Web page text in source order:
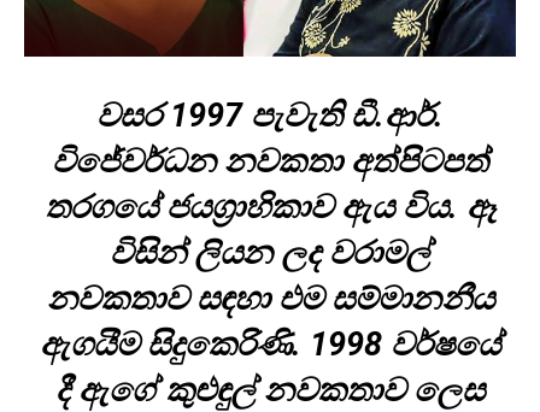
වසර 1997 පැවැති ඩී.ආර්.
විජේවර්ධන නවකතා අත්පිටපත්
තරගයේ ජයග්‍රාහිකාව ඇය විය. ඈ
විසින් ලියන ලද වරාමල්
නවකතාව සඳහා එම සම්මානනීය
ඇගයීම සිදුකෙරිණි. 1998 වර්ෂයේ
දී ඇගේ කුළුඳුල් නවකතාව ලෙස